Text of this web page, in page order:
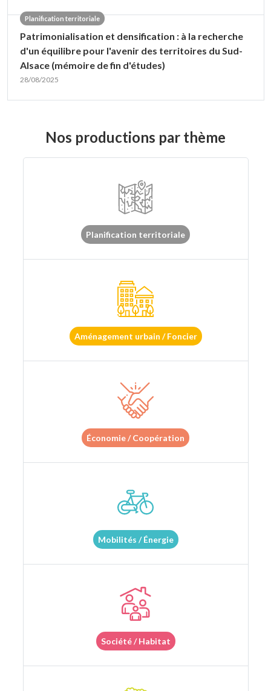
Planification territoriale
Patrimonialisation et densification : à la recherche
d'un équilibre pour l'avenir des territoires du Sud-
Alsace (mémoire de fin d'études)
28/08/2025
Nos productions par thème
Planification territoriale
Aménagement urbain / Foncier
Économie / Coopération
Mobilités / Énergie
Société / Habitat